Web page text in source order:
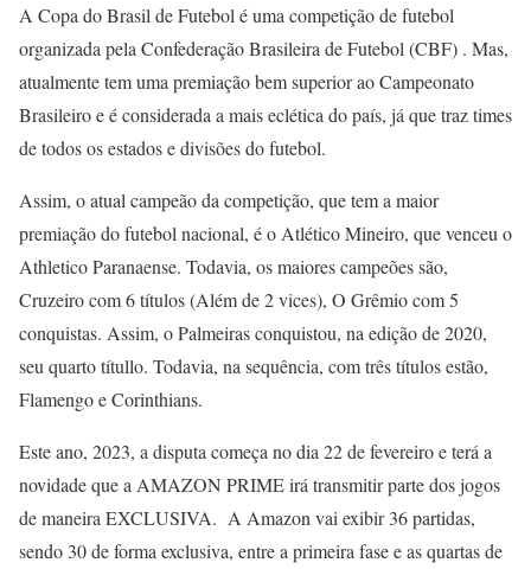
A Copa do Brasil de Futebol é uma competição de futebol
organizada pela Confederação Brasileira de Futebol (CBF) . Mas,
atualmente tem uma premiação bem superior ao Campeonato
Brasileiro e é considerada a mais eclética do país, já que traz times
de todos os estados e divisões do futebol.
Assim, o atual campeão da competição, que tem a maior
premiação do futebol nacional, é o Atlético Mineiro, que venceu o
Athletico Paranaense. Todavia, os maiores campeões são,
Cruzeiro com 6 títulos (Além de 2 vices), O Grêmio com 5
conquistas. Assim, o Palmeiras conquistou, na edição de 2020,
seu quarto títullo. Todavia, na sequência, com três títulos estão,
Flamengo e Corinthians.
Este ano, 2023, a disputa começa no dia 22 de fevereiro e terá a
novidade que a AMAZON PRIME irá transmitir parte dos jogos
de maneira EXCLUSIVA. A Amazon vai exibir 36 partidas,
sendo 30 de forma exclusiva, entre a primeira fase e as quartas de